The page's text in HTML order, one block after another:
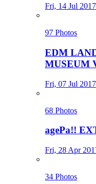
Fri, 14 Jul 2017
97 Photos
EDM
MUSEUM
Fri, 07 Jul 2017
68 Photos
agePa!!
Fri, 28 Apr
34 Photos